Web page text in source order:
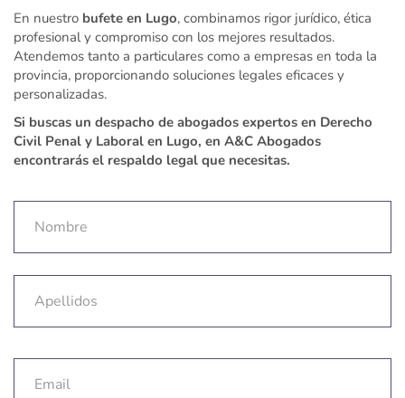
En nuestro bufete en Lugo, combinamos rigor jurídico, ética
profesional y compromiso con los mejores resultados.
Atendemos tanto a particulares como a empresas en toda la
provincia, proporcionando soluciones legales eficaces y
personalizadas.
Si buscas un despacho de abogados expertos en Derecho
Civil Penal y Laboral en Lugo, en A&C Abogados
encontrarás el respaldo legal que necesitas.